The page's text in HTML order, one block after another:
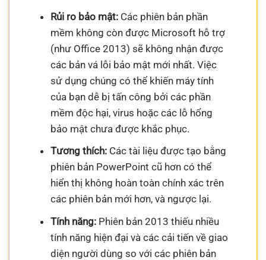
Rủi ro bảo mật:Các phiên bản phần
mềm không còn được Microsoft hỗ trợ
(như Office 2013) sẽ không nhận được
các bản vá lỗi bảo mật mới nhất. Việc
sử dụng chúng có thể khiến máy tính
của bạn dễ bị tấn công bởi các phần
mềm độc hại, virus hoặc các lỗ hổng
bảo mật chưa được khắc phục.
Tương thích:Các tài liệu được tạo bằng
phiên bản PowerPoint cũ hơn có thể
hiển thị không hoàn toàn chính xác trên
các phiên bản mới hơn, và ngược lại.
Tính năng:Phiên bản 2013 thiếu nhiều
tính năng hiện đại và các cải tiến về giao
diện người dùng so với các phiên bản